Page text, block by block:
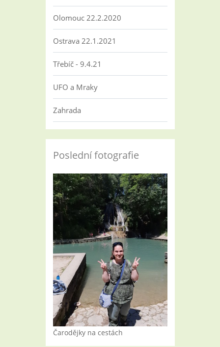
Olomouc 22.2.2020
Ostrava 22.1.2021
Třebíč - 9.4.21
UFO a Mraky
Zahrada
Poslední fotografie
Čarodějky na cestách